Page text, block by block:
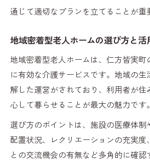
通じて適切なプランを立てることが重
地域密着型老人ホームの選び方と活
地域密着型老人ホームは、仁方皆実
に有効な介護サービスです。地域の
解した運営がされており、利用者が住
心して暮らせることが最大の魅力です。
選び方のポイントは、施設の医療体制
配置状況、レクリエーションの充実
との交流機会の有無など多角的に確